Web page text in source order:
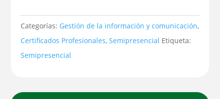
Categorías: Gestión de la información y comunicación,
Certificados Profesionales,Semipresencial Etiqueta:
Semipresencial